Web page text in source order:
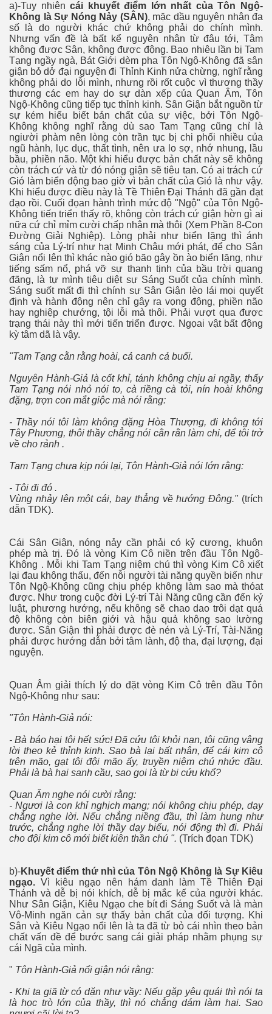
a)-Tuy nhiêncái khuyết điểm lớn nhất của Tôn Ngộ-
Không là Sự Nóng Nảy (SÂN), mặc dầu nguyên nhân đa
số là do người khác chứ không phải do chính mình.
Nhưng vấn đề là bất kể nguyên nhân từ đâu tới, Tâm
không được Sân, không được động. Bao nhiêu lần bị Tam
Tạng ngầy ngà, Bát Giới dèm pha Tôn Ngộ-Không đã sân
giận bỏ dở đại nguyện đi Thỉnh Kinh nửa chừng, nghĩ rằng
không phải do lỗi mình, nhưng rồi rốt cuộc vì thương thầy
thương các em hay do sự dàn xếp của Quan Âm, Tôn
Ngộ-Không cũng tiếp tục thỉnh kinh. Sân Giận bắt nguồn từ
sự kém hiểu biết bản chất của sự việc, bởi Tôn Ngộ-
Không không nghĩ rằng dù sao Tam Tạng cũng chỉ là
ngiười phàm nên lòng còn trần tục bị chi phối nhiều của
ngũ hành, lục dục, thất tình, nên ưa lo sợ, nhớ nhung, lầu
bầu, phiền não. Một khi hiểu được bản chất này sẽ không
còn trách cứ và từ đó nóng giận sẽ tiêu tan. Có ai trách cứ
Gió làm biển động bao giờ vì bản chất của Gió là như vậy.
Khi hiểu được điều này là Tề Thiên Đại Thánh đã gần đạt
đạo rồi. Cuối đọan hành trình mức độ "Ngộ" của Tôn Ngộ-
Không tiến triển thấy rõ, không còn trách cứ giận hờn gì ai
nữa cứ chỉ mỉm cười chấp nhận mà thôi (Xem Phần 8-Con
Đường Giải Nghiệp). Lòng phải như biển lặng thì ánh
sáng của Lý-trí như hạt Minh Châu mới phát, để cho Sân
Giận nổi lên thì khác nào gió bão gây ồn ào biển lặng, như
tiếng sấm nổ, phá vỡ sự thanh tịnh của bầu trời quang
đãng, là tự mình tiêu diệt sự Sáng Suốt của chính mình.
Sáng suốt mất đi thì chính sự Sân Giận lèo lái mọi quyết
định và hành động nên chỉ gây ra vọng động, phiền não
hay nghiệp chướng, tội lỗi mà thôi. Phải vượt qua được
trạng thái này thì mới tiến triển được. Ngọai vật bất động
kỳ tâm dã là vậy.
"Tam Tạng cằn rằng hoài, cả canh cả buổi.
Nguyên Hành-Giả là cốt khỉ, tánh không chịu ai ngầy, thấy
Tam Tạng nói nhỏ nói to, cà riềng cà tỏi, nín hoài không
đặng, trợn con mắt giộc mà nói rằng:
- Thầy nói tôi làm không đặng Hòa Thượng, đi không tới
Tây Phương, thôi thầy chẳng nói cằn rằn làm chi, để tôi trở
về cho rảnh .
Tam Tạng chưa kịp nói lại, Tôn Hành-Giả nói lớn rằng:
- Tôi đi đó .
Vùng nhảy lên một cái, bay thẳng về hướng Ðông."(trích
dẫn TDK).
Cái Sân Giận, nóng nảy cần phải có kỷ cương, khuôn
phép mà trị. Đó là vòng Kim Cô niền trên đầu Tôn Ngộ-
Không . Mỗi khi Tam Tạng niệm chú thì vòng Kim Cô xiết
lại đau không thấu, đến nỗi người tài năng quyền biến như
Tôn Ngộ-Không cũng chịu phép không làm sao mà thóat
được. Như trong cuộc đời Lý-trí Tài Năng cũng cần đến kỷ
luật, phương hướng, nếu không sẽ chao dao trôi dạt quá
độ không còn biên giới và hậu quả không sao lường
được. Sân Giận thì phải được đè nén và Lý-Trí, Tài-Năng
phải được hướng dẫn bởi tâm lành, độ tha, đại lượng, đại
nguyện.
Quan Âm giải thích lý do đặt vòng Kim Cô trên đầu Tôn
Ngộ-Không như sau:
"Tôn Hành-Giả nói:
- Bà báo hại tôi hết sức! Ðã cứu tôi khỏi nạn, tôi cũng vâng
lời theo kẻ thỉnh kinh. Sao bà lại bất nhân, để cái kim cô
trên mão, gạt tôi đội mão ấy, truyền niệm chú nhức đầu.
Phải là bà hại sanh cầu, sao gọi là từ bi cứu khổ?
Quan Âm nghe nói cười rằng:
- Ngươi là con khỉ nghịch mạng; nói không chịu phép, dạy
chẳng nghe lời. Nếu chẳng niềng đầu, thì làm hung như
trước, chẳng nghe lời thầy dạy biểu, nói động thì đi. Phải
cho đội kim cô mới biết kiên thần chú ". (Trích đọan TDK)
b)-Khuyết điểm thứ nhì của Tôn Ngộ Không là Sự Kiêu
ngạo. Vì kiêu ngạo nên hám danh làm Tề Thiên Đại
Thánh và dễ bị nói khích, dễ bị mắc kế của người khác.
Như Sân Giận, Kiêu Ngạo che bít đi Sáng Suốt và là màn
Vô-Minh ngăn cản sự thấy bản chất của đối tượng. Khi
Sân và Kiêu Ngạo nổi lên là ta đã từ bỏ cái nhìn theo bản
chất vấn đề để bước sang cái giải pháp nhằm phụng sự
cái Ngã của mình.
" Tôn Hành-Giả nổi giận nói rằng:
- Khi ta giã từ có dặn như vầy: Nếu gặp yêu quái thì nói ta
là học trò lớn của thầy, thì nó chẳng dám làm hại. Sao
theo
theo -2